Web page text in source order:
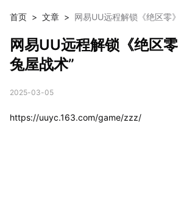
首页 > 文章 > 网易UU远程解锁《绝区零
网易UU远程解锁《绝区
兔屋战术”
2025-03-05
https://uuyc.163.com/game/zzz/